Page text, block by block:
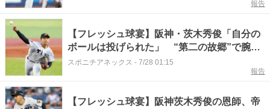
報告
【フレッシュ球宴】阪神・茨木秀俊「自分の
ボールは投げられた」 “第二の故郷”で腕振
り2回2失点
スポニチアネックス - 7/28 01:15
報告
【フレッシュ球宴】阪神茨木秀俊の恩師、帝